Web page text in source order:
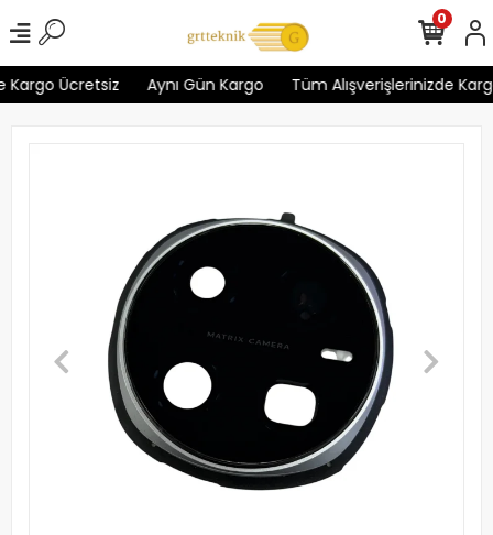
Ücretsiz Aynı Gün Kargo Tüm Alışverişlerinizde
0